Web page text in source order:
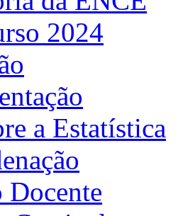
2024
a Estatística
Docente